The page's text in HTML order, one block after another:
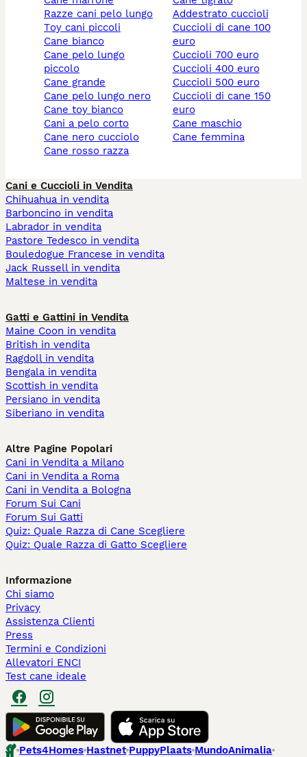
razze cani pelo lungo
toy cani piccoli
cane bianco
cane pelo lungo
piccolo
cane grande
cane pelo lungo nero
cane toy bianco
cani a pelo corto
cane nero cucciolo
cane rosso razza
addestrato cuccioli
cuccioli di cane 100
euro
cuccioli 700 euro
cuccioli 400 euro
cuccioli 500 euro
cuccioli di cane 150
euro
cane maschio
cane femmina
Cani e Cuccioli in Vendita
Chihuahua in vendita
Barboncino in vendita
Labrador in vendita
Pastore Tedesco in vendita
Bouledogue Francese in vendita
Jack Russell in vendita
Maltese in vendita
Gatti e Gattini in Vendita
Maine Coon in vendita
British in vendita
Ragdoll in vendita
Bengala in vendita
Scottish in vendita
Persiano in vendita
Siberiano in vendita
Altre Pagine Popolari
Cani in Vendita a Milano
Cani in Vendita a Roma
Cani in Vendita a Bologna
Forum Sui Cani
Forum Sui Gatti
Quiz: Quale Razza di Cane Scegliere
Quiz: Quale Razza di Gatto Scegliere
Informazione
Chi siamo
Privacy
Assistenza Clienti
Press
Termini e Condizioni
Allevatori ENCI
Test cane ideale
Pets4Homes Hastnet PuppyPlaats MundoAnimalia